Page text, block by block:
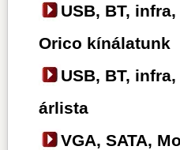
USB, BT,
Orico kínálatunk
USB, BT,
árlista
VGA, SATA,